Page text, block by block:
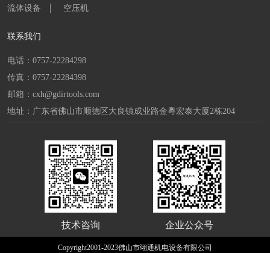
联系我们
电话：0757-22284298
传真：0757-22284398
邮箱：cxh@gdirtools.com
地址：广东省佛山市顺德区大良镇成业路金粵宏泰大厦2栋204
流体设备
空压机
技术咨询 企业公众号
Copyright2001-2023佛山市翊通机电设备有限公司